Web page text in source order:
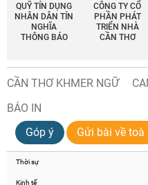
QUỸ TÍN DỤNG
NHÂN DÂN TÍN
NGHĨA
THÔNG BÁO
CÔNG TY CỔ
PHẦN PHÁT
TRIỂN NHÀ
CẦN THƠ
CẦN THƠ KHMER NGỮ
BÁO IN
Góp ý
Gửi bài về toà
Thời sự
Kinh tế